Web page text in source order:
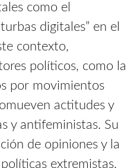
como el
digitales” en el
contexto,
políticos, como la
por movimientos
actitudes y
y antifeministas. Su
de opiniones y la
extremistas,